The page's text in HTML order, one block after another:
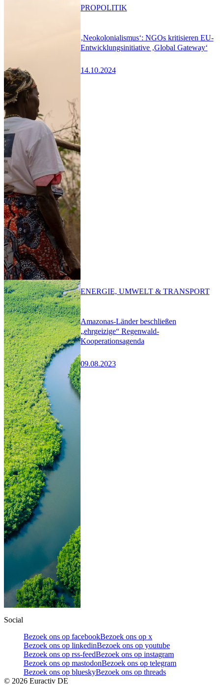
‚Neokolonialismus‘: NGOs kritisieren EU-
Entwicklungsinitiative ‚Global Gateway‘
14.10.2024
PROPOLITIK
Amazonas-Länder beschließen
„ehrgeizige“ Regenwald-
Kooperationsagenda
09.08.2023
ENERGIE, UMWELT & TRANSPORT
Social
Bezoek ons op facebookBezoek ons op x
Bezoek ons op linkedinBezoek ons op youtube
Bezoek ons op rss-feedBezoek ons op instagram
Bezoek ons op mastodonBezoek ons op telegram
Bezoek ons op blueskyBezoek ons op threads
© 2026 Euractiv DE